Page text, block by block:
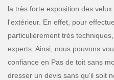
la très forte exposition des
l'extérieur. En effet, pour
particulièrement très
experts. Ainsi, nous pouvons
confiance en Pas de toit sans
dresser un devis sans qu'il soit